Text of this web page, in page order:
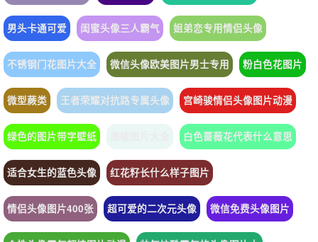
男头卡通可爱 闺蜜头像三人霸气 姐弟恋专用情侣头像
不锈钢门花图片大全 微信头像欧美图片男士专用 粉白色花图片
微型蕨类 王者荣耀对抗路专属头像 宫崎骏情侣头像图片动漫
绿色的图片带字壁纸 白色蔷薇花代表什么意思
适合女生的蓝色头像 红花籽长什么样子图片
情侣头像图片400张 超可爱的二次元头像 微信免费头像图片